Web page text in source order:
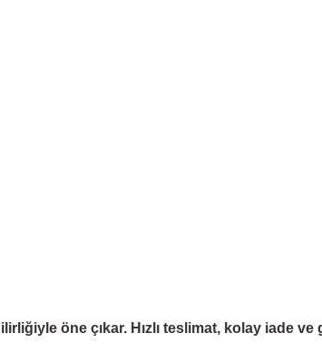
öne çıkar. Hızlı teslimat, kolay iade